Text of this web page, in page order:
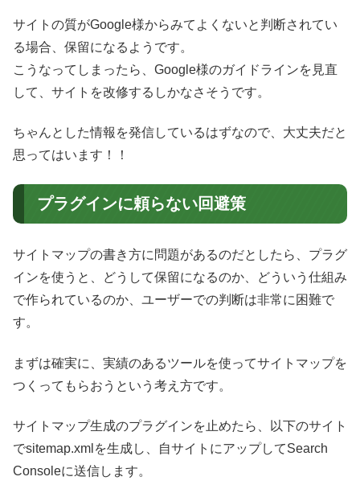
サイトの質がGoogle様からみてよくないと判断されてい
る場合、保留になるようです。
こうなってしまったら、Google様のガイドラインを見直
して、サイトを改修するしかなさそうです。
ちゃんとした情報を発信しているはずなので、大丈夫だと
思ってはいます！！
プラグインに頼らない回避策
サイトマップの書き方に問題があるのだとしたら、プラグ
インを使うと、どうして保留になるのか、どういう仕組み
で作られているのか、ユーザーでの判断は非常に困難で
す。
まずは確実に、実績のあるツールを使ってサイトマップを
つくってもらおうという考え方です。
サイトマップ生成のプラグインを止めたら、以下のサイト
でsitemap.xmlを生成し、自サイトにアップしてSearch
Consoleに送信します。